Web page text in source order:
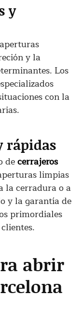
y
y la
Los
con la
rápidas
decerrajeros
limpias
la cerradura o a
y la garantía de
primordiales
abrir